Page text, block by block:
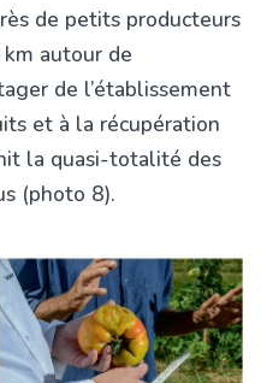
de petits producteurs
km autour de
de l’établissement
et à la récupération
la quasi-totalité des
(photo 8).